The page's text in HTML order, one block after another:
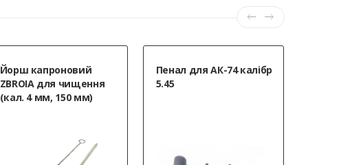
Йорш капроновий
ZBROIA для чищення
(кал. 4 мм, 150 мм)
Пенал для АК-74 калібр
5.45